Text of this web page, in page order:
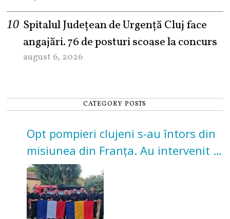
Spitalul Județean de Urgență Cluj face
angajări. 76 de posturi scoase la concurs
august 6, 2026
CATEGORY POSTS
Opt pompieri clujeni s-au întors din
misiunea din Franța. Au intervenit la
incendii de vegetație și pădure